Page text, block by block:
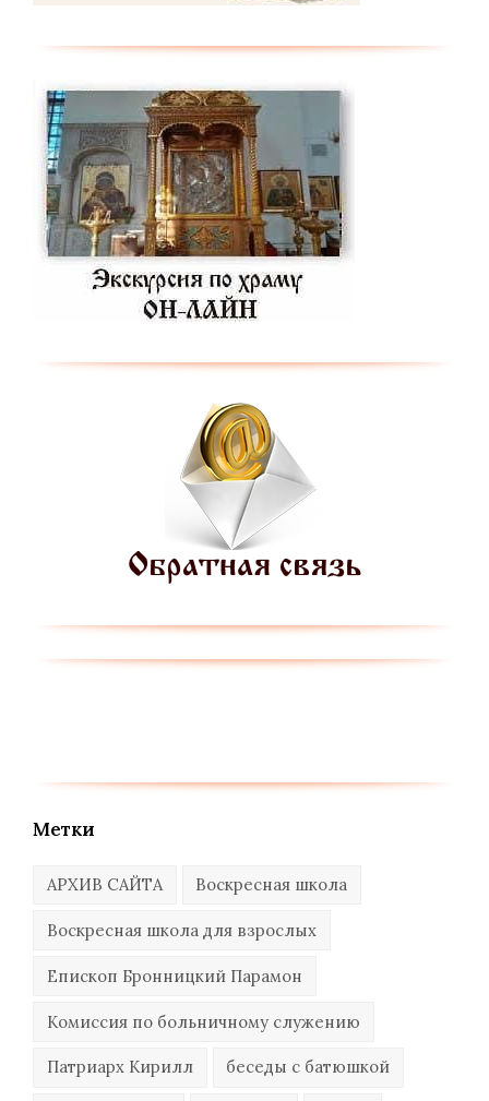
Метки
АРХИВ САЙТА Воскресная школа
Воскресная школа для взрослых
Епископ Бронницкий Парамон
Комиссия по больничному служению
Патриарх Кирилл беседы с батюшкой